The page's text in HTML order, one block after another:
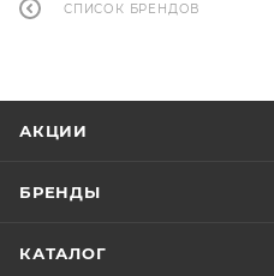
СПИСОК БРЕНДОВ
АКЦИИ
БРЕНДЫ
КАТАЛОГ